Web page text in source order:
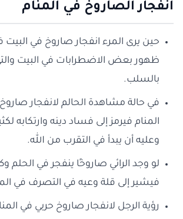
انفجار الصاروخ في المنام
حين يرى المرء انفجار صاروخ في البيت
ظهور بعض الاضطرابات في البيت
بالسلب.
في حالة مشاهدة الحالم لانفجار
المنام فيرمز إلى فساد دينه وارتكابه
وعليه أن يبدأ في التقرب من الله.
لو وجد الرائي صاروخًا ينفجر في الحلم
فيشير إلى قلة وعيه في التصرف في
رؤية الرجل لانفجار صاروخ حربي في